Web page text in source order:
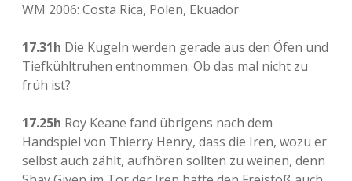
WM 2006: Costa Rica, Polen, Ekuador
17.31h Die Kugeln werden gerade aus den Öfen und
Tiefkühltruhen entnommen. Ob das mal nicht zu
früh ist?
17.25h Roy Keane fand übrigens nach dem
Handspiel von Thierry Henry, dass die Iren, wozu er
selbst auch zählt, aufhören sollten zu weinen, denn